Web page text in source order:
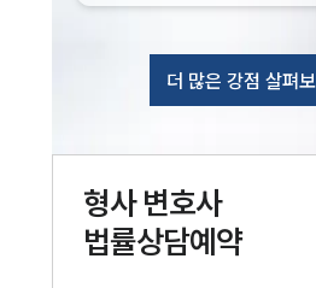
더 많은 강점 살펴
형사변호사
법률상담예약